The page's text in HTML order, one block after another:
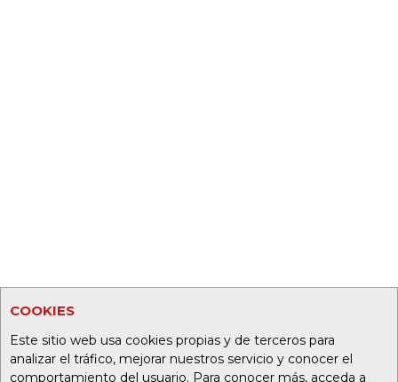
COOKIES
Este sitio web usa cookies propias y de terceros para
analizar el tráfico, mejorar nuestros servicio y conocer el
comportamiento del usuario. Para conocer más, acceda a